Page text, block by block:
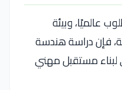
عالميًا، وبيئة
فإن دراسة هندسة
لبناء مستقبل مهني